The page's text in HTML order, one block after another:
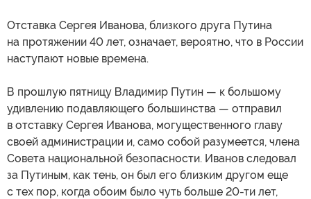
Отставка Сергея Иванова, близкого друга Путина
на протяжении 40 лет, означает, вероятно, что в России
наступают новые времена.
В прошлую пятницу Владимир Путин — к большому
удивлению подавляющего большинства — отправил
в отставку Сергея Иванова, могущественного главу
своей администрации и, само собой разумеется, члена
Совета национальной безопасности. Иванов следовал
за Путиным, как тень, он был его близким другом еще
с тех пор, когда обоим было чуть больше 20-ти лет,